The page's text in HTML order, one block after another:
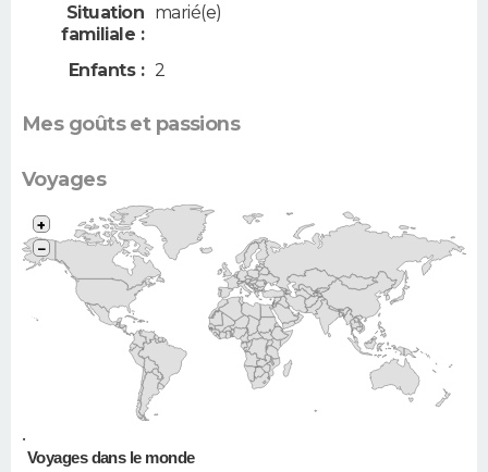
Situation
familiale :
marié(e)
Enfants : 2
Mes goûts et passions
Voyages
•
+
−
Voyages dans le monde